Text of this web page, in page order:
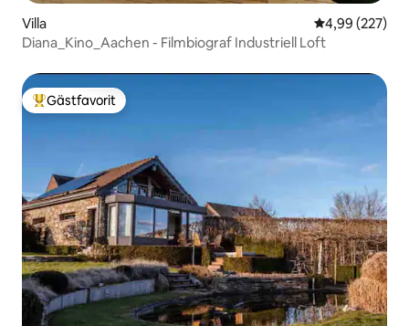
Villa 4,99 av 5 i
4,99 (227)
Diana_Kino_Aachen - Filmbiograf Industriell Loft
Populär gästfavorit
Gästfavorit